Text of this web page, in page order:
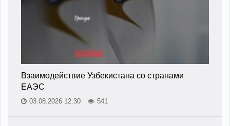
Взаимодействие Узбекистана со странами
ЕАЭС
03.08.2026 12:30 541